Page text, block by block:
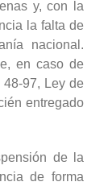
y, con la
la falta de
nacional.
en caso de
97, Ley de
entregado
de la
de forma